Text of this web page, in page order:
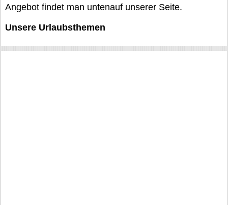
Angebot findet man untenauf unserer Seite.
Unsere Urlaubsthemen